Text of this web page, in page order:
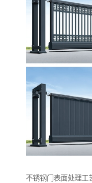
不锈钢门表面处理工